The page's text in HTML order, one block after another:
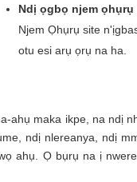
Ndị ọgbọ njem ọhụrụ
Njem Ọhụrụ site
otu esi arụ ọrụ na ha.
ahụ maka ikpe, na ndị
ndị nlereanya, ndị
ahụ. Ọ bụrụ na ị